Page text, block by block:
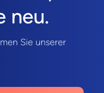
neu.
Sie unserer